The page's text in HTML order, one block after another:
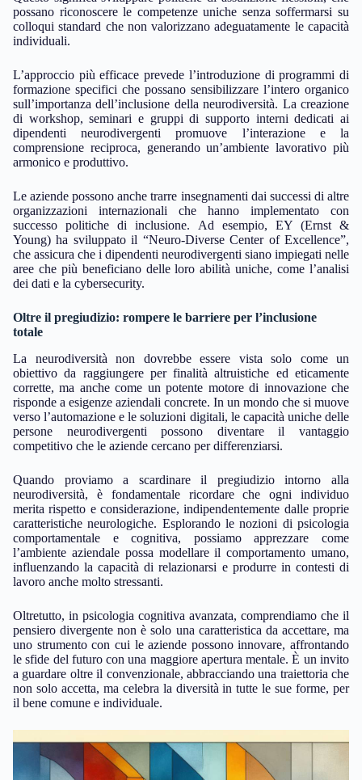
possano riconoscere le competenze uniche senza soffermarsi su
colloqui standard che non valorizzano adeguatamente le capacità
individuali.
L’approccio più efficace prevede l’introduzione di programmi di
formazione specifici che possano sensibilizzare l’intero organico
sull’importanza dell’inclusione della neurodiversità. La creazione
di workshop, seminari e gruppi di supporto interni dedicati ai
dipendenti neurodivergenti promuove l’interazione e la
comprensione reciproca, generando un’ambiente lavorativo più
armonico e produttivo.
Le aziende possono anche trarre insegnamenti dai successi di altre
organizzazioni internazionali che hanno implementato con
successo politiche di inclusione. Ad esempio, EY (Ernst &
Young) ha sviluppato il “Neuro-Diverse Center of Excellence”,
che assicura che i dipendenti neurodivergenti siano impiegati nelle
aree che più beneficiano delle loro abilità uniche, come l’analisi
dei dati e la cybersecurity.
Oltre il pregiudizio: rompere le barriere per l’inclusione
totale
La neurodiversità non dovrebbe essere vista solo come un
obiettivo da raggiungere per finalità altruistiche ed eticamente
corrette, ma anche come un potente motore di innovazione che
risponde a esigenze aziendali concrete. In un mondo che si muove
verso l’automazione e le soluzioni digitali, le capacità uniche delle
persone neurodivergenti possono diventare il vantaggio
competitivo che le aziende cercano per differenziarsi.
Quando proviamo a scardinare il pregiudizio intorno alla
neurodiversità, è fondamentale ricordare che ogni individuo
merita rispetto e considerazione, indipendentemente dalle proprie
caratteristiche neurologiche. Esplorando le nozioni di psicologia
comportamentale e cognitiva, possiamo apprezzare come
l’ambiente aziendale possa modellare il comportamento umano,
influenzando la capacità di relazionarsi e produrre in contesti di
lavoro anche molto stressanti.
Oltretutto, in psicologia cognitiva avanzata, comprendiamo che il
pensiero divergente non è solo una caratteristica da accettare, ma
uno strumento con cui le aziende possono innovare, affrontando
le sfide del futuro con una maggiore apertura mentale. È un invito
a guardare oltre il convenzionale, abbracciando una traiettoria che
non solo accetta, ma celebra la diversità in tutte le sue forme, per
il bene comune e individuale.